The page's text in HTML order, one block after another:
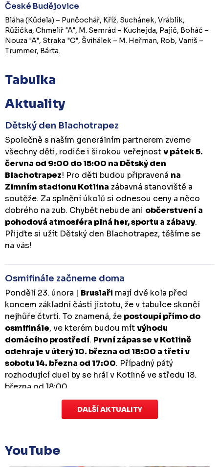
České Budějovice
Bláha (Kůdela) – Punčochář, Kříž, Suchánek, Vráblík,
Růžička, Chmelíř "A", M. Semrád – Kuchejda, Pajič, Boháč –
Nouza "A", Straka "C", Švihálek – M. Heřman, Rob, Vaniš –
Trummer, Bárta.
Tabulka
Aktuality
Dětský den Blachotrapez
Společně s naším generálním partnerem zveme
všechny děti, rodiče i širokou veřejnostv pátek 5.
června od 9:00 do 15:00 na Dětský den
Blachotrapez! Pro děti budou připravená na
Zimním stadionu Kotlina zábavná stanoviště a
soutěže. Za splnění úkolů si odnesou ceny a něco
dobrého na zub. Chybět nebude ani občerstvení a
pohodová atmosféra plná her, sportu a zábavy.
Přijďte si užít Dětský den Blachotrapez, těšíme se
na vás!
Osmifinále začneme doma
Pondělí 23. února | Bruslaři mají dvě kola před
koncem základní části jistotu, že v tabulce skončí
nejhůře čtvrtí. To znamená, že postoupí přímo do
osmifinále, ve kterém budou mítvýhodu
domácího prostředí. První zápas se v Kotlině
odehraje v úterý 10. března od 18:00 a třetí v
sobotu 14. března od 17:00. Případný pátý
rozhodující duel by se hrál v Kotlině ve středu 18.
března od 18:00.
Zápas dorostu je odložen
které se mělo odehrát v pátek 30. ledna ve 14:15,
odloženo!Odehraje se v náhradním termínu, o
DALŠÍ AKTUALITY
YouTube